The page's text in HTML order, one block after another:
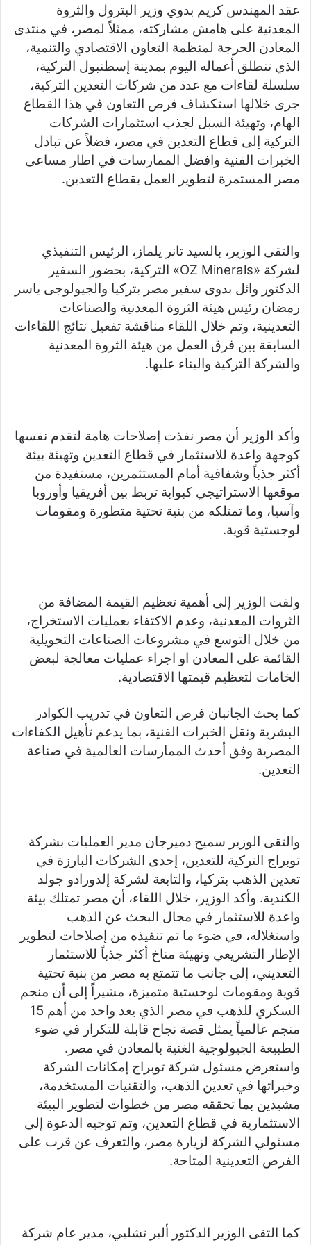
o
o
k
p
p
n
g
er
n
k
m
e
عقد المهندس كريم بدوي وزير البترول والثروة
المعدنية على هامش مشاركته، ممثلاً لمصر، في منتدى
المعادن الحرجة لمنظمة التعاون الاقتصادي والتنمية،
الذي تنطلق أعماله اليوم بمدينة إسطنبول التركية،
سلسلة لقاءات مع عدد من شركات التعدين التركية،
جرى خلالها استكشاف فرص التعاون في هذا القطاع
الهام، وتهيئة السبل لجذب استثمارات الشركات
التركية إلى قطاع التعدين في مصر، فضلاً عن تبادل
الخبرات الفنية وافضل الممارسات في اطار مساعى
مصر المستمرة لتطوير العمل بقطاع التعدين.
والتقى الوزير، بالسيد تانر يلماز، الرئيس التنفيذي
لشركة «OZ Minerals» التركية، بحضور السفير
الدكتور وائل بدوى سفير مصر بتركيا والجيولوجى ياسر
رمضان رئيس هيئة الثروة المعدنية والصناعات
التعدينية، وتم خلال اللقاء مناقشة تفعيل نتائج اللقاءات
السابقة بين فرق العمل من هيئة الثروة المعدنية
والشركة التركية والبناء عليها.
وأكد الوزير أن مصر نفذت إصلاحات هامة لتقدم نفسها
كوجهة واعدة للاستثمار في قطاع التعدين وتهيئة بيئة
أكثر جذباً وشفافية أمام المستثمرين، مستفيدة من
موقعها الاستراتيجي كبوابة تربط بين أفريقيا وأوروبا
وآسيا، وما تمتلكه من بنية تحتية متطورة ومقومات
لوجستية قوية.
ولفت الوزير إلى أهمية تعظيم القيمة المضافة من
الثروات المعدنية، وعدم الاكتفاء بعمليات الاستخراج،
من خلال التوسع في مشروعات الصناعات التحويلية
القائمة على المعادن او اجراء عمليات معالجة لبعض
الخامات لتعظيم قيمتها الاقتصادية.
كما بحث الجانبان فرص التعاون في تدريب الكوادر
البشرية ونقل الخبرات الفنية، بما يدعم تأهيل الكفاءات
المصرية وفق أحدث الممارسات العالمية في صناعة
التعدين.
والتقى الوزير سميح دميرجان مدير العمليات بشركة
توبراج التركية للتعدين، إحدى الشركات البارزة في
تعدين الذهب بتركيا، والتابعة لشركة إلدورادو جولد
الكندية. وأكد الوزير، خلال اللقاء، أن مصر تمتلك بيئة
واعدة للاستثمار في مجال البحث عن الذهب
واستغلاله، في ضوء ما تم تنفيذه من إصلاحات لتطوير
الإطار التشريعي وتهيئة مناخ أكثر جذباً للاستثمار
التعديني، إلى جانب ما تتمتع به مصر من بنية تحتية
قوية ومقومات لوجستية متميزة، مشيراً إلى أن منجم
السكري للذهب في مصر الذي يعد واحد من أهم 15
منجم عالمياً يمثل قصة نجاح قابلة للتكرار في ضوء
الطبيعة الجيولوجية الغنية بالمعادن في مصر.
واستعرض مسئول شركة توبراج إمكانات الشركة
وخبراتها في تعدين الذهب، والتقنيات المستخدمة،
مشيدين بما تحققه مصر من خطوات لتطوير البيئة
الاستثمارية في قطاع التعدين، وتم توجيه الدعوة إلى
مسئولي الشركة لزيارة مصر، والتعرف عن قرب على
الفرص التعدينية المتاحة.
كما التقى الوزير الدكتور ألبر تشلبي، مدير عام شركة